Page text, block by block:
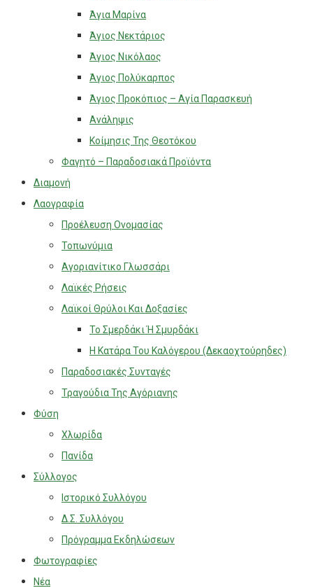
Άγια Μαρίνα
Άγιος Νεκτάριος
Άγιος Νικόλαος
Άγιος Πολύκαρπος
Άγιος Προκόπιος – Αγία Παρασκευή
Ανάληψις
Κοίμησις Της Θεοτόκου
Φαγητό – Παραδοσιακά Προϊόντα
Διαμονή
Λαογραφία
Προέλευση Ονομασίας
Τοπωνύμια
Αγοριανίτικο Γλωσσάρι
Λαϊκές Ρήσεις
Λαϊκοί Θρύλοι Και Δοξασίες
Το Σμερδάκι Ή Σμυρδάκι
Η Κατάρα Του Καλόγερου (Δεκαοχτούρηδες)
Παραδοσιακές Συνταγές
Τραγούδια Της Αγόριανης
Φύση
Χλωρίδα
Πανίδα
Σύλλογος
Ιστορικό Συλλόγου
Δ.Σ. Συλλόγου
Πρόγραμμα Εκδηλώσεων
Φωτογραφίες
Νέα